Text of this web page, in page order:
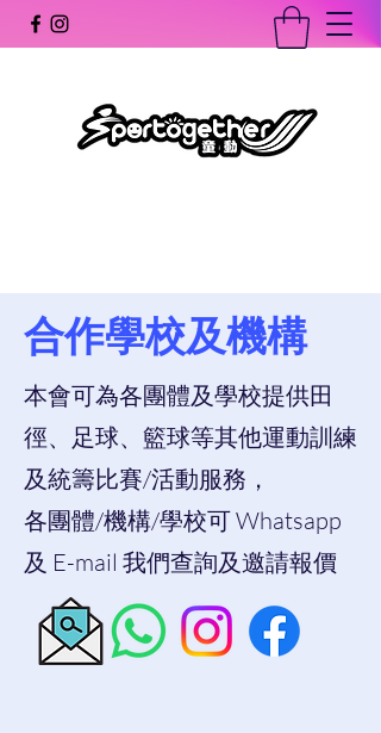
合作學校及機構
本會可為各團體及學校提供田
徑、足球、籃球等其他運動訓練
及統籌比賽/活動服務，
各團體/機構/學校可 Whatsapp
及 E-mail 我們查詢及邀請報價